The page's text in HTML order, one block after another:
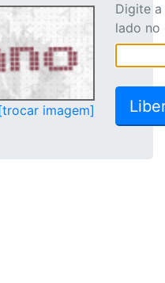
imagem]
Digite
lado no